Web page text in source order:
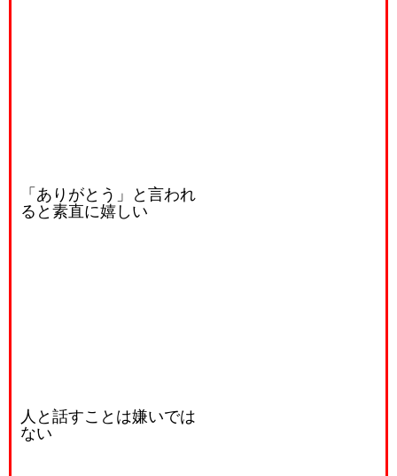
「ありがとう」と言われ
ると素直に嬉しい
人と話すことは嫌いでは
ない